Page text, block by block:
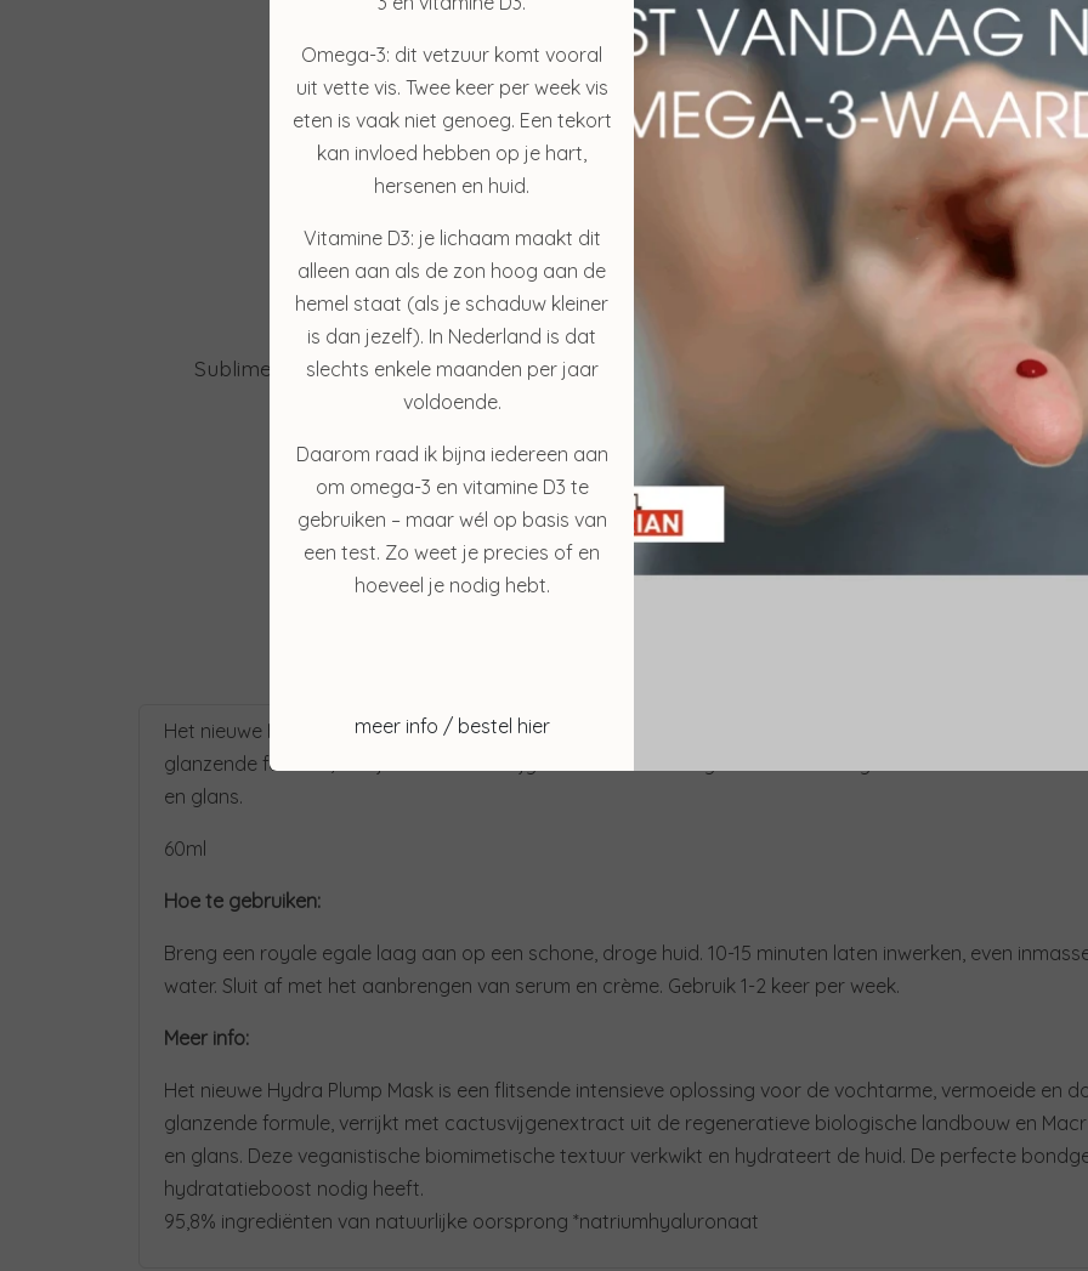
Sublime Skin Micropeel
Bekijken
Sun Soul Invisible Defense Stick
€ 19,90
Bekijken
Sublime Skin Intensive
Refill
€ 98,00
Het nieuwe Hydra Plump Mask is een flitsende intensieve oplossing voor de vochtarme, vermoeide en
glanzende formule, verrijkt met cactusvijgenextract uit de regeneratieve biologische landbouw en
en glans.
60ml
Hoe te gebruiken:
Breng een royale egale laag aan op een schone, droge huid. 10-15 minuten laten inwerken, even
water. Sluit af met het aanbrengen van serum en crème. Gebruik 1-2 keer per week.
Meer info:
Het nieuwe Hydra Plump Mask is een flitsende intensieve oplossing voor de vochtarme, vermoeide en
glanzende formule, verrijkt met cactusvijgenextract uit de regeneratieve biologische landbouw en
en glans. Deze veganistische biomimetische textuur verkwikt en hydrateert de huid. De perfecte
hydratatieboost nodig heeft.
95,8% ingrediënten van natuurlijke oorsprong *natriumhyaluronaat
Omega-3: dit vetzuur komt vooral
uit vette vis. Twee keer per week vis
eten is vaak niet genoeg. Een tekort
kan invloed hebben op je hart,
hersenen en huid.
Vitamine D3: je lichaam maakt dit
alleen aan als de zon hoog aan de
hemel staat (als je schaduw kleiner
is dan jezelf). In Nederland is dat
slechts enkele maanden per jaar
voldoende.
Daarom raad ik bijna iedereen aan
om omega-3 en vitamine D3 te
gebruiken – maar wél op basis van
een test. Zo weet je precies of en
hoeveel je nodig hebt.
meer info / bestel hier